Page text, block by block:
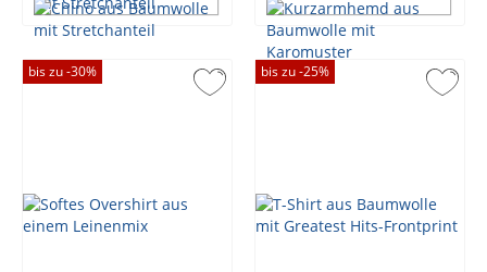
bis zu -30% bis zu -25%